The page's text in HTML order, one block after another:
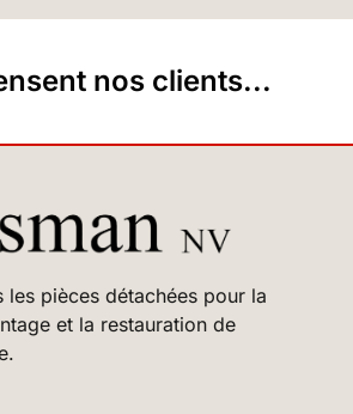
nos clients...
les pièces détachées pour la
et la restauration de